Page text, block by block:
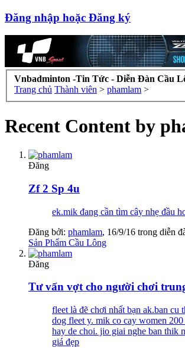
Đăng nhập hoặc Đăng ký
Vnbadminton -Tin Tức - Diễn Đàn Cầu
Trang chủ Thành viên > phamlam >
Recent Content by
Đăng
Zf 2 Sp 4u
ek.mik đang cần tìm cây nhẹ đầu
Đăng bởi: phamlam, 16/9/16 trong diễn
Sản Phẩm Cầu Lông
Đăng
Tư vấn vợt cho người chơi
fleet là đẽ chơi nhất bạn ak.ban cu
dog fleet y. mik co cay women 200
hay de choi. jio giai nghe ban thik
giá đẹp